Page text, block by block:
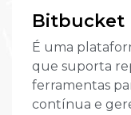
Bitbucket
É uma
que suporta
ferramentas
contínua e